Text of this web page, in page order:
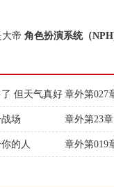
帝 角色扮演系统（
但天气真好 章外第027
场 章外第23
的人 章外第019